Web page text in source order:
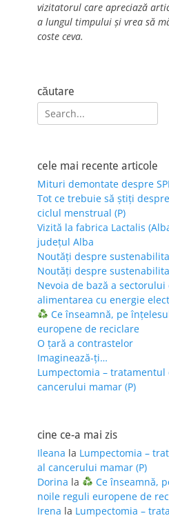
vizitatorul care apreciază
a lungul timpului și vrea să
coste ceva.
căutare
Search
for:
cele mai recente articole
Mituri demontate despre
Tot ce trebuie să știți
ciclul menstrual (P)
Vizită la fabrica Lactalis
județul Alba
Noutăți despre
Noutăți despre
Nevoia de bază a
alimentarea cu energie
Ce înseamnă, pe
europene de reciclare
O țară a contrastelor
Imaginează-ți…
Lumpectomia – tratamentul
cancerului mamar (P)
cine ce-a mai zis
Ileana la Lumpectomia –
al cancerului mamar (P)
Dorina la
Ce înseamnă,
noile reguli europene de
Irena la Lumpectomia –